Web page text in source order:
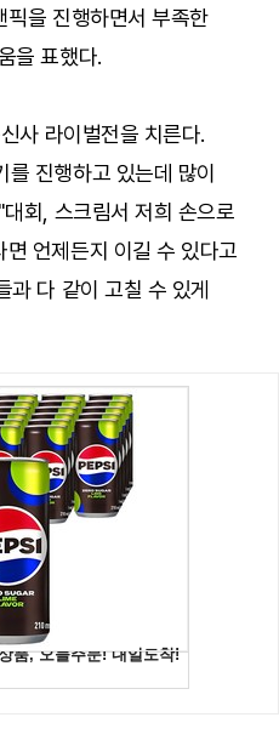
을 진행하면서 부족한
을 표했다.
사 라이벌전을 치른다.
진행하고 있는데 많이
회, 스크림서 저희 손으로
언제든지 이길 수 있다고
과 다 같이 고칠 수 있게